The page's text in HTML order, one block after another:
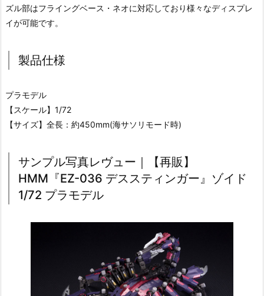
ズル部はフライングベース・ネオに対応しており様々なディスプレ
イが可能です。
製品仕様
プラモデル
【スケール】1/72
【サイズ】全長：約450mm(海サソリモード時)
サンプル写真レヴュー｜【再販】
HMM『EZ-036 デススティンガー』ゾイド
1/72 プラモデル